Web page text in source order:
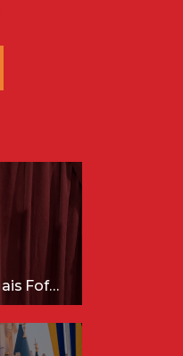
A Festa de Halloween Mais Fofa da Disney Está Chegando!